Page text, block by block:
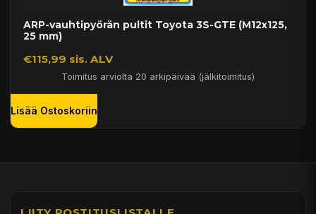
ARP-vauhtipyörän pultit Toyota 3S-GTE (M12x125,
25 mm)
€115,99 sis. ALV
Toimitus arviolta 20 arkipäivää (jälkitoimitus)
Lisää Ostoskoriin